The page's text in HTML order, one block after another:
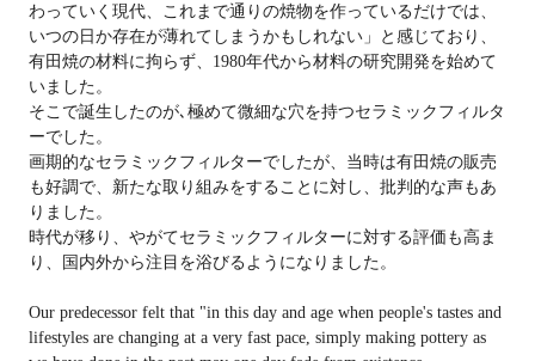
わっていく現代、これまで通りの焼物を作っているだけでは、
いつの日か存在が薄れてしまうかもしれない」と感じており、
有田焼の材料に拘らず、1980年代から材料の研究開発を始めて
いました。
そこで誕生したのが､極めて微細な穴を持つセラミックフィルタ
ーでした。
画期的なセラミックフィルターでしたが、当時は有田焼の販売
も好調で、新たな取り組みをすることに対し、批判的な声もあ
りました。
時代が移り、やがてセラミックフィルターに対する評価も高ま
り、国内外から注目を浴びるようになりました。
Our predecessor felt that "in this day and age when people's tastes and
lifestyles are changing at a very fast pace, simply making pottery as